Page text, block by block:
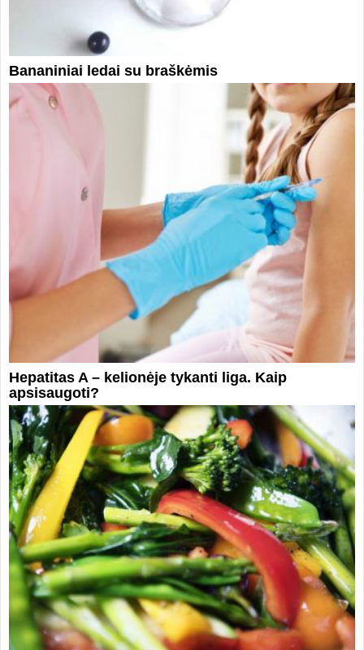
Bananiniai ledai su braškėmis
Hepatitas A – kelionėje tykanti liga. Kaip
apsisaugoti?